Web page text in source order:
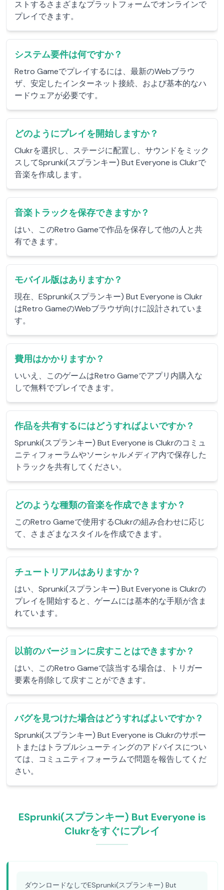
ストするさまざまなプラットフォームでオンラインで
プレイできます。
システム要件は何ですか？
Retro Gameでプレイするには、最新のWebブラウ
ザ、安定したインターネット接続、および基本的なハ
ードウェアが必要です。
どのようにプレイを開始しますか？
Clukrを選択し、ステージに配置し、サウンドをミック
スしてSprunki(スプランキー) But Everyone is Clukrで
音楽を作成します。
音楽トラックを保存できますか？
はい、このRetro Gameで作品を保存して他の人と共
有できます。
モバイル版はありますか？
現在、ESprunki(スプランキー) But Everyone is Clukr
はRetro GameのWebブラウザ向けに設計されていま
す。
費用はかかりますか？
いいえ、このゲームはRetro Gameでアプリ内購入な
しで無料でプレイできます。
作品を共有するにはどうすればよいですか？
Sprunki(スプランキー) But Everyone is Clukrのコミュ
ニティフォーラムやソーシャルメディア内で保存した
トラックを共有してください。
どのような種類の音楽を作成できますか？
このRetro Gameで使用するClukrの組み合わせに応じ
て、さまざまなスタイルを作成できます。
チュートリアルはありますか？
はい、Sprunki(スプランキー) But Everyone is Clukrの
プレイを開始すると、ゲームには基本的な手順が含ま
れています。
以前のバージョンに戻すことはできますか？
はい、このRetro Gameで該当する場合は、トリガー
要素を削除して戻すことができます。
バグを見つけた場合はどうすればよいですか？
Sprunki(スプランキー) But Everyone is Clukrのサポー
トまたはトラブルシューティングのアドバイスについ
ては、コミュニティフォーラムで問題を報告してくだ
さい。
ESprunki(スプランキー) But Everyone is
Clukrをすぐにプレイ
ダウンロードなしでESprunki(スプランキー) But